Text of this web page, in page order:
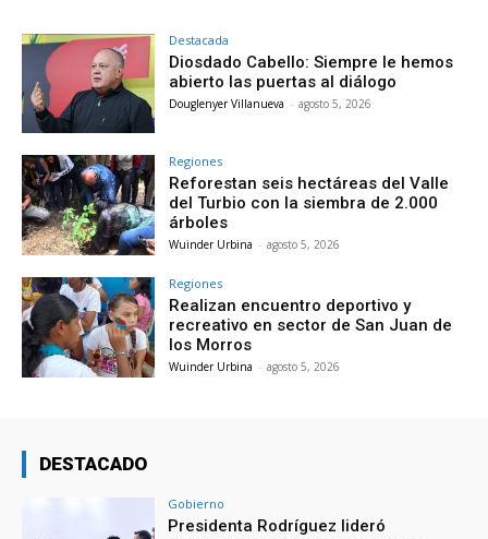
Destacada
Diosdado Cabello: Siempre le hemos
abierto las puertas al diálogo
Douglenyer Villanueva - agosto 5, 2026
Regiones
Reforestan seis hectáreas del Valle
del Turbio con la siembra de 2.000
árboles
Wuinder Urbina - agosto 5, 2026
Regiones
Realizan encuentro deportivo y
recreativo en sector de San Juan de
los Morros
Wuinder Urbina - agosto 5, 2026
DESTACADO
Gobierno
Presidenta Rodríguez lideró